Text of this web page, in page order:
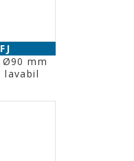
mm